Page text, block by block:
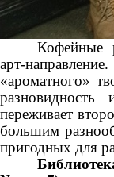
Кофейные
арт-
«ароматного»
разновидность
переживает
большим
пригодных для